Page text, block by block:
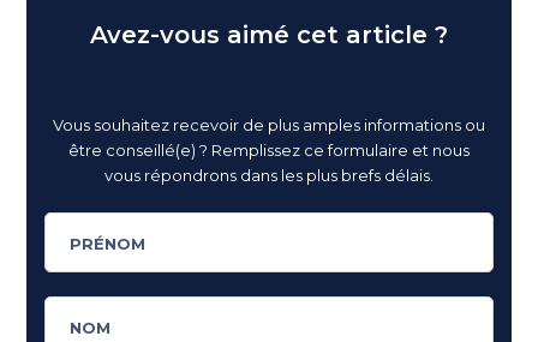
Avez-vous aimé cet article ?
Vous souhaitez recevoir de plus amples informations ou
être conseillé(e) ? Remplissez ce formulaire et nous
vous répondrons dans les plus brefs délais.